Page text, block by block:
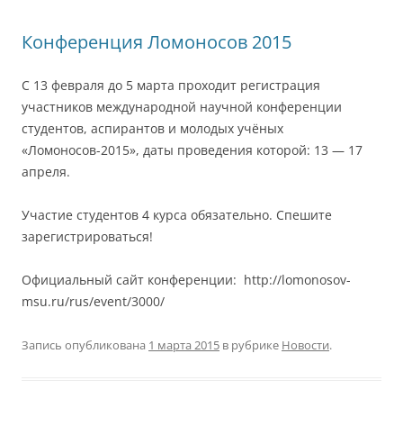
Конференция Ломоносов 2015
С 13 февраля до 5 марта проходит регистрация
участников международной научной конференции
студентов, аспирантов и молодых учёных
«Ломоносов-2015», даты проведения которой: 13 — 17
апреля.
Участие студентов 4 курса обязательно. Спешите
зарегистрироваться!
Официальный сайт конференции: http://lomonosov-
msu.ru/rus/event/3000/
Запись опубликована 1 марта 2015 в рубрике Новости.